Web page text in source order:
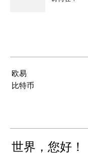
欧易
比特币
世界，您好！